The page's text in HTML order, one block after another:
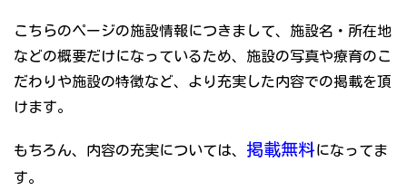
こちらのページの施設情報につきまして、施設名・所在地
などの概要だけになっているため、施設の写真や療育のこ
だわりや施設の特徴など、より充実した内容での掲載を頂
けます。
もちろん、内容の充実については、 掲載無料になってま
す。